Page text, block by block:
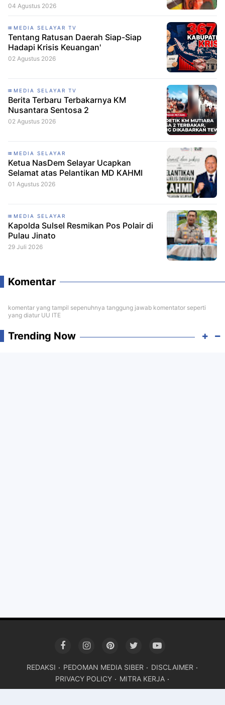
04 Agustus 2026
MEDIA SELAYAR TV
Tentang Ratusan Daerah Siap-Siap
Hadapi Krisis Keuangan'
02 Agustus 2026
MEDIA SELAYAR TV
Berita Terbaru Terbakarnya KM
Nusantara Sentosa 2
02 Agustus 2026
MEDIA SELAYAR
Ketua NasDem Selayar Ucapkan
Selamat atas Pelantikan MD KAHMI
01 Agustus 2026
MEDIA SELAYAR
Kapolda Sulsel Resmikan Pos Polair di
Pulau Jinato
29 Juli 2026
Komentar
komentar yang tampil sepenuhnya tanggung jawab komentator seperti
yang diatur UU ITE
Trending Now
REDAKSI PEDOMAN MEDIA SIBER
DISCLAIMER
PRIVACY POLICY
MITRA KERJA